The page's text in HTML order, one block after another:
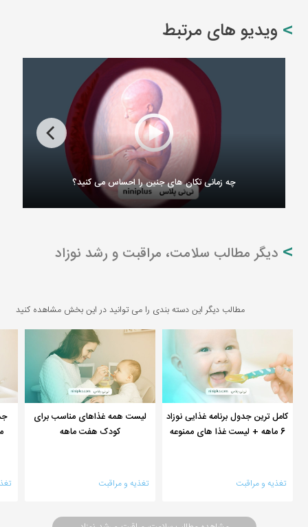
ویدیو های مرتبط
چه زمانی تکان های جنین را احساس می کنید؟
دیگر مطالب سلامت، مراقبت و رشد نوزاد
مطالب دیگر این دسته بندی را می توانید در این بخش مشاهده کنید
کامل ترین جدول برنامه غذایی نوزاد
6 ماهه + لیست غذا های ممنوعه
تغذیه و مراقبت
لیست همه غذاهای مناسب برای
کودک هفت ماهه
تغذیه و مراقبت